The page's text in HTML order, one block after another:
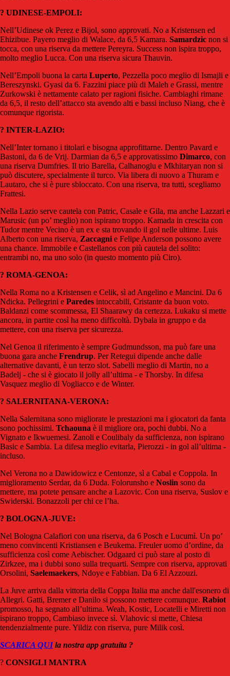
? UDINESE-EMPOLI:
Nell’Udinese ok Perez e Bijol, sono approvati. No a Kristensen ed
Ehizibue. Payero meglio di Walace, da 6,5 Kamara. Samardzic non si
tocca, con una riserva da mettere Pereyra. Success non ispira troppo,
molto meglio Lucca. Con una riserva sicura Thauvin.
Nell’Empoli buona la carta Luperto, Pezzella poco meglio di Ismajli e
Bereszynski. Gyasi da 6. Fazzini piace più di Maleh e Grassi, mentre
Zurkowski è nettamente calato per ragioni fisiche. Cambiaghi rimane
da 6,5, il resto dell’attacco sta avendo alti e bassi incluso Niang, che è
comunque rigorista.
? INTER-LAZIO:
Nell’Inter tornano i titolari e bisogna approfittarne. Dentro Pavard e
Bastoni, da 6 de Vrij. Darmian da 6,5 e approvatissimo Dimarco, con
una riserva Dumfries. Il trio Barella, Calhanoglu e Mkhitaryan non si
può discutere, specialmente il turco. Via libera di nuovo a Thuram e
Lautaro, che si è pure sbloccato. Con una riserva, tra tutti, scegliamo
Frattesi.
Nella Lazio serve cautela con Patric, Casale e Gila, ma anche Lazzari e
Marusic (un po’ meglio) non ispirano troppo. Kamada in crescita con
Tudor mentre Vecino è un ex e sta trovando il gol nelle ultime. Luis
Alberto con una riserva, Zaccagni e Felipe Anderson possono avere
una chance. Immobile e Castellanos con più cautela del solito:
entrambi no, ma uno solo (in questo momento più Ciro).
? ROMA-GENOA:
Nella Roma no a Kristensen e Celik, sì ad Angelino e Mancini. Da 6
Ndicka. Pellegrini e Paredes intoccabili, Cristante da buon voto.
Baldanzi come scommessa, El Shaarawy da certezza. Lukaku si mette
ancora, in partite così ha meno difficoltà. Dybala in gruppo e da
mettere, con una riserva per sicurezza.
Nel Genoa il riferimento è sempre Gudmundsson, ma può fare una
buona gara anche Frendrup. Per Retegui dipende anche dalle
alternative davanti, è un terzo slot. Sabelli meglio di Martin, no a
Badelj - che si è giocato il jolly all’ultima - e Thorsby. In difesa
Vasquez meglio di Vogliacco e de Winter.
? SALERNITANA-VERONA:
Nella Salernitana sono migliorate le prestazioni ma i giocatori da fanta
sono pochissimi. Tchaouna è il migliore ora, pochi dubbi. No a
Vignato e Ikwuemesi. Zanoli e Coulibaly da sufficienza, non ispirano
Basic e Sambia. La difesa meglio evitarla, Pierozzi - in gol all’ultima -
incluso.
Nel Verona no a Dawidowicz e Centonze, sì a Cabal e Coppola. In
miglioramento Serdar, da 6 Duda. Folorunsho e Noslin sono da
mettere, ma potete pensare anche a Lazovic. Con una riserva, Suslov e
Swiderski. Bonazzoli per chi ce l’ha.
? BOLOGNA-JUVE:
Nel Bologna Calafiori con una riserva, da 6 Posch e Lucumì. Un po’
meno convincenti Kristiansen e Beukema. Freuler uomo d’ordine, da
sufficienza così come Aebischer. Odgaard ci può stare al posto di
Zirkzee, ma i dubbi sono sulla trequarti. Sempre con riserva, approvati
Orsolini, Saelemaekers, Ndoye e Fabbian. Da 6 El Azzouzi.
La Juve arriva dalla vittoria della Coppa Italia ma anche dall'esonero di
Allegri. Gatti, Bremer e Danilo si possono mettere comunque. Rabiot
promosso, ha segnato all’ultima. Weah, Kostic, Locatelli e Miretti non
ispirano troppo, Cambiaso invece sì. Vlahovic si mette, Chiesa
tendenzialmente pure. Yildiz con riserva, pure Milik così.
SCARICA QUIla nostra app gratuita ?
? CONSIGLI MANTRA